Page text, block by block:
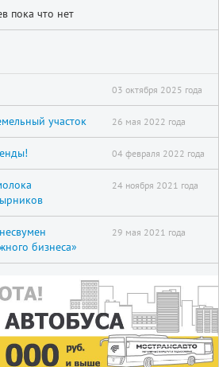
пока что нет
03 октября 2025 года
участок 26 мая 2022 года
04 февраля 2022 года
24 ноября 2021 года
бизнеса»
29 мая 2021 года